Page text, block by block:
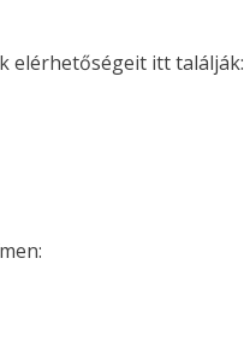
elérhetőségeit itt találják: